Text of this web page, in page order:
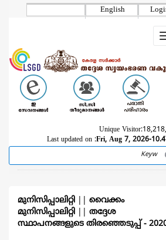
English
Unique Visitor:
Last updated on :Fri, Aug 7, 2026-
Search
മുനിസിപ്പാലിറ്റി
വൈക്കം
മുനിസിപ്പാലിറ്റി
തദ്ദേശ
സ്ഥാപനങ്ങളുടെ തിരഞ്ഞെടുപ്പ്‌ -